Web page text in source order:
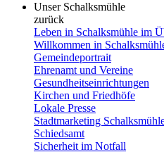
Unser Schalksmühle
zurück
Leben in Schalksmühle im
Willkommen in
Gemeindeportrait
Ehrenamt und Vereine
Gesundheitseinrichtungen
Kirchen und Friedhöfe
Lokale Presse
Stadtmarketing
Schiedsamt
Sicherheit im Notfall